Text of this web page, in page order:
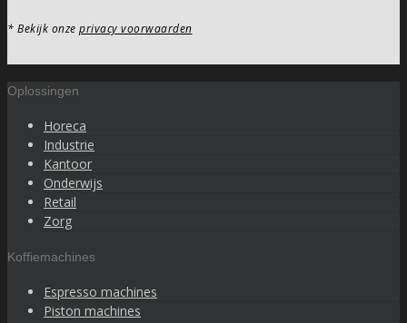
* Bekijk onze privacy voorwaarden
Oplossingen
Horeca
Industrie
Kantoor
Onderwijs
Retail
Zorg
Koffiemachines
Espresso machines
Piston machines